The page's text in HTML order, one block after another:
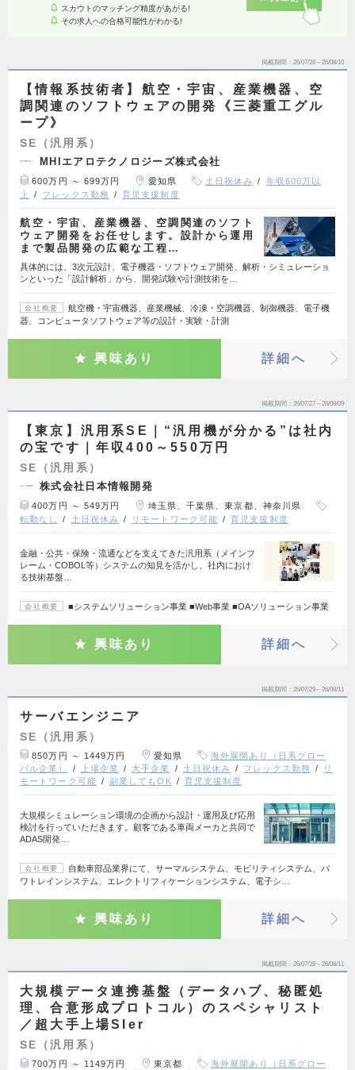
スカウトのマッチング精度があがる!
その求人への合格可能性がわかる!
掲載期間 26/07/28～26/08/10
【情報系技術者】航空・宇宙、産業機器、空
調関連のソフトウェアの開発《三菱重工グル
ープ》
SE（汎用系）
MHIエアロテクノロジーズ株式会社
600万円 ～ 699万円 愛知県 土日祝休み
年収600万以
上
フレックス勤務 育児支援制度
航空・宇宙、産業機器、空調関連のソフト
ウェア開発をお任せします。設計から運用
まで製品開発の広範な工程…
具体的には、3次元設計、電子機器・ソフトウェア開発、解析・シミュレーショ
ンといった「設計解析」から、開発試験や計測技術を…
会社概要
航空機・宇宙機器、産業機械、冷凍・空調機器、制御機器、電子機
器、コンピュータソフトウェア等の設計・実験・計測
興味あり 詳細へ
掲載期間 26/07/27～26/08/09
【東京】汎用系SE｜“汎用機が分かる”は社内
の宝です｜年収400～550万円
SE（汎用系）
株式会社日本情報開発
400万円 ～ 549万円
埼玉県、千葉県、東京都、神奈川県
転勤なし
土日祝休み リモートワーク可能 育児支援制度
金融・公共・保険・流通などを支えてきた汎用系（メインフ
レーム・COBOL等）システムの知見を活かし、社内におけ
る技術基盤…
会社概要 ■システムソリューション事業 ■Web事業 ■OAソリューション事業
興味あり 詳細へ
掲載期間 26/07/29～26/08/11
サーバエンジニア
SE（汎用系）
850万円 ～ 1449万円 愛知県
海外展開あり（日系グロー
バル企業）
上場企業 大手企業 土日祝休み フレックス勤務
リ
モートワーク可能
副業してもOK 育児支援制度
大規模シミュレーション環境の企画から設計・運用及び応用
検討を行っていただきます。顧客である車両メーカと共同で
ADAS開発…
会社概要
自動車部品業界にて、サーマルシステム、モビリティシステム、パ
ワトレインシステム、エレクトリフィケーションシステム、電子シ…
興味あり 詳細へ
掲載期間 26/07/29～26/08/11
大規模データ連携基盤（データハブ、秘匿処
理、合意形成プロトコル）のスペシャリスト
／超大手上場SIer
SE（汎用系）
700万円 ～ 1149万円 東京都
海外展開あり（日系グロー